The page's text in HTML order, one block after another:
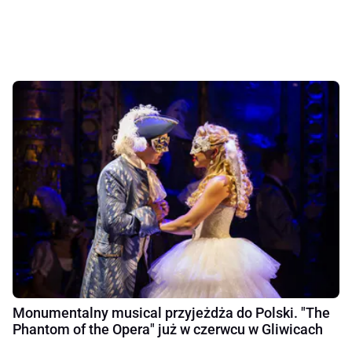
Monumentalny musical przyjeżdża do Polski. "The
Phantom of the Opera" już w czerwcu w Gliwicach